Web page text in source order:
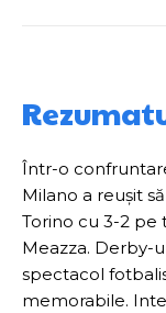
Într-o
Milano a reușit
Torino cu 3-2 pe
Meazza. Derby-
spectacol
memorabile.